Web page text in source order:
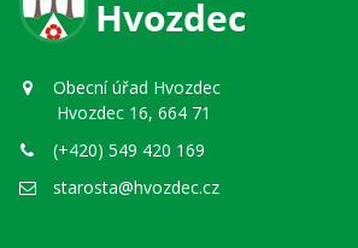
Obecní úřad Hvozdec
Hvozdec 16, 664 71
(+420) 549 420 169
starosta@hvozdec.cz